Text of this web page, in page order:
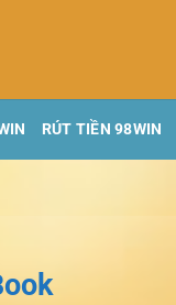
RÚT TIỀN 98WIN